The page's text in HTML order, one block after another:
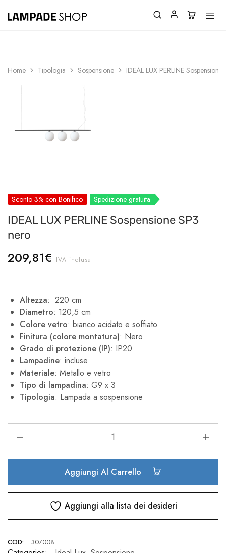
SPEDIZIONI GRATUITE SOPRA 150€
Home Tipologia Sospensione IDEAL LUX PERLINE
Sconto 3% con Bonifico Spedizione gratuita
IDEAL LUX PERLINE Sospensione SP3
nero
209,81€ IVA inclusa
Altezza: 220 cm
Diametro: 120,5 cm
Colore vetro: bianco acidato e soffiato
Finitura (colore montatura): Nero
Grado di protezione (IP): IP20
Lampadine: incluse
Materiale: Metallo e vetro
Tipo di lampadina: G9 x 3
Tipologia: Lampada a sospensione
Aggiungi Al Carrello
Aggiungi alla lista dei desideri
COD: 307008